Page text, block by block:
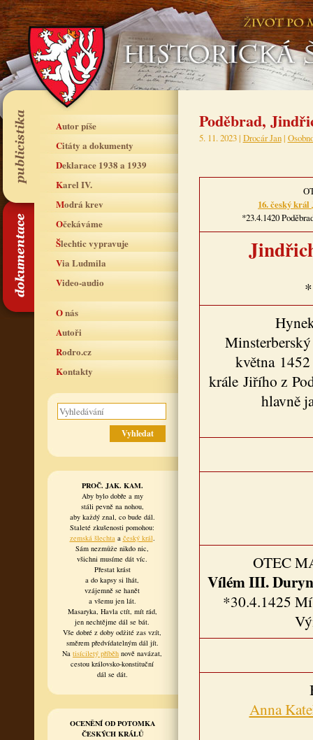
Autor píše
Citáty a dokumenty
Deklarace 1938 a 1939
Karel IV.
Modrá krev
Očekáváme
Šlechtic vypravuje
Via Ludmila
Video-audio
O nás
Autoři
Rodro.cz
Kontakty
PROČ. JAK. KAM.
Aby bylo dobře a my
stáli pevně na nohou,
aby každý znal, co bude dál.
Staleté zkušenosti pomohou:
zemská šlechtaa český král.
Sám nezmůže nikdo nic,
všichni musíme dát víc.
Přestat krást
a do kapsy si lhát,
vzájemně se hanět
a všemu jen lát.
Masaryka, Havla ctít, mít rád,
jen nechtějme dál se bát.
Vše dobré z doby odžité zas vzít,
směrem předvídatelným dál jít.
Na tisíciletý příběh nově navázat,
cestou královsko-konstituční
dál se dát.
OCENĚNÍ OD POTOMKA
ČESKÝCH KRÁLŮ
Poděbrad,
5. 11. 2023 | Drocár Jan|
16. český
*23.4.1420
května
krále Jiřího z
hlavně
OTEC
Vílém III.
*30.4.1425
Anna